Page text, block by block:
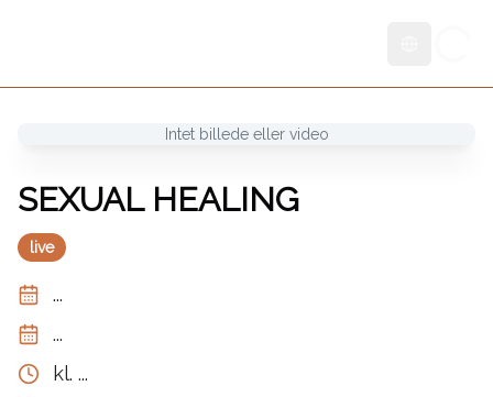
Intet billede eller video
SEXUAL HEALING
live
...
...
kl. ...